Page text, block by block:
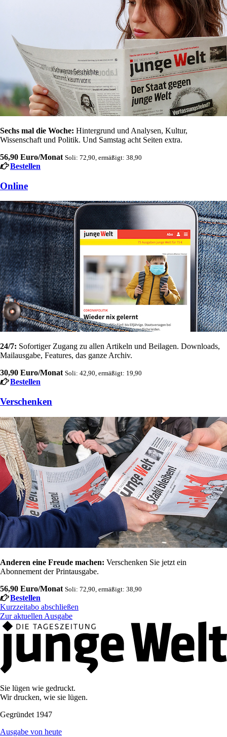
Sechs mal die Woche: Hintergrund und Analysen, Kultur,
Wissenschaft und Politik. Und Samstag acht Seiten extra.
56,90 Euro/Monat Soli: 72,90, ermäßigt: 38,90
Bestellen
Online
24/7: Sofortiger Zugang zu allen Artikeln und Beilagen. Downloads,
Mailausgabe, Features, das ganze Archiv.
30,90 Euro/Monat Soli: 42,90, ermäßigt: 19,90
Bestellen
Verschenken
Anderen eine Freude machen: Verschenken Sie jetzt ein
Abonnement der Printausgabe.
56,90 Euro/Monat Soli: 72,90, ermäßigt: 38,90
Bestellen
Kurzzeitabo abschließen
Zur aktuellen Ausgabe
Sie lügen wie gedruckt.
Wir drucken, wie sie lügen.
Gegründet 1947
Ausgabe von heute